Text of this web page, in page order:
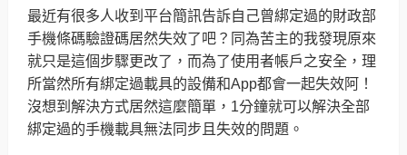
最近有很多人收到平台簡訊告訴自己曾綁定過的財政部
手機條碼驗證碼居然失效了吧？同為苦主的我發現原來
就只是這個步驟更改了，而為了使用者帳戶之安全，理
所當然所有綁定過載具的設備和App都會一起失效阿！
沒想到解決方式居然這麼簡單，1分鐘就可以解決全部
綁定過的手機載具無法同步且失效的問題。